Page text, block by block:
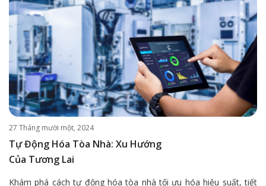
27 Tháng mười một, 2024
Tự Động Hóa Tòa Nhà: Xu Hướng
Của Tương Lai
Khám phá cách tự động hóa tòa nhà tối ưu hóa hiệu suất, tiết